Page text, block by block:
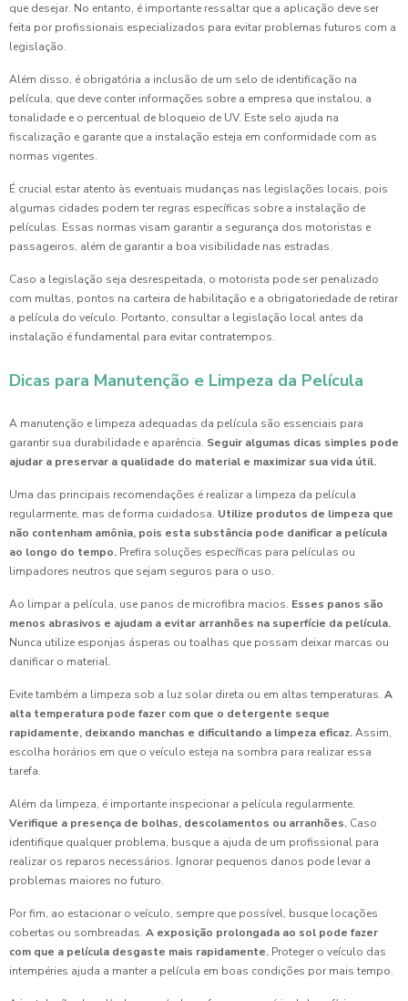
que desejar. No entanto, é importante ressaltar que a aplicação deve ser
feita por profissionais especializados para evitar problemas futuros com a
legislação.
Além disso, é obrigatória a inclusão de um selo de identificação na
película, que deve conter informações sobre a empresa que instalou, a
tonalidade e o percentual de bloqueio de UV. Este selo ajuda na
fiscalização e garante que a instalação esteja em conformidade com as
normas vigentes.
É crucial estar atento às eventuais mudanças nas legislações locais, pois
algumas cidades podem ter regras específicas sobre a instalação de
películas. Essas normas visam garantir a segurança dos motoristas e
passageiros, além de garantir a boa visibilidade nas estradas.
Caso a legislação seja desrespeitada, o motorista pode ser penalizado
com multas, pontos na carteira de habilitação e a obrigatoriedade de retirar
a película do veículo. Portanto, consultar a legislação local antes da
instalação é fundamental para evitar contratempos.
Dicas para Manutenção e Limpeza da Película
A manutenção e limpeza adequadas da película são essenciais para
garantir sua durabilidade e aparência. Seguir algumas dicas simples pode
ajudar a preservar a qualidade do material e maximizar sua vida útil.
Uma das principais recomendações é realizar a limpeza da película
regularmente, mas de forma cuidadosa. Utilize produtos de limpeza que
não contenham amônia, pois esta substância pode danificar a película
ao longo do tempo. Prefira soluções específicas para películas ou
limpadores neutros que sejam seguros para o uso.
Ao limpar a película, use panos de microfibra macios. Esses panos são
menos abrasivos e ajudam a evitar arranhões na superfície da película.
Nunca utilize esponjas ásperas ou toalhas que possam deixar marcas ou
danificar o material.
Evite também a limpeza sob a luz solar direta ou em altas temperaturas. A
alta temperatura pode fazer com que o detergente seque
rapidamente, deixando manchas e dificultando a limpeza eficaz.Assim,
escolha horários em que o veículo esteja na sombra para realizar essa
tarefa.
Além da limpeza, é importante inspecionar a película regularmente.
Verifique a presença de bolhas, descolamentos ou arranhões. Caso
identifique qualquer problema, busque a ajuda de um profissional para
realizar os reparos necessários. Ignorar pequenos danos pode levar a
problemas maiores no futuro.
Por fim, ao estacionar o veículo, sempre que possível, busque locações
cobertas ou sombreadas. A exposição prolongada ao sol pode fazer
com que a película desgaste mais rapidamente. Proteger o veículo das
intempéries ajuda a manter a película em boas condições por mais tempo.